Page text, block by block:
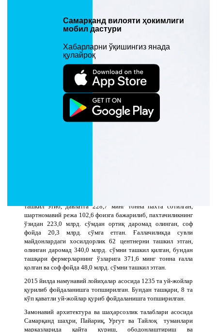
ажратилиб, 57 та умумтаълим мактаблари капитал
таъмирланган, 9 та соғлиқни сақлаш объектларини капитал
маблағлар ажратилиб ўзлаштирилган.
Бундан ташқари, вилоят бўйича 40 та мактаблар учун спорт
заллари қуриб фойдаланишга топширилган.
Шунингдек, 112 та аҳоли пунктларида ичимлик суви
объектлари қурилиши учун давлат бюджети маблағлари
ҳисобидан 8,6 млрд сўм ажратилиб,
62 та резервуар ва сув миноралари, қудуқлар қазилган ва 78,1
минг аҳоли тоза ичимлик суви билан таъминланган.
ташкил этиб, давлатга 228,7 минг тонна пахта сотилган,
шартномавий режа 102,6 фоизга бажарилиб, пахтачиликнинг
ўзидан 223,0 млрд. сўмдан ортиқ даромад олинган, соф
фойда 20,3 млрд. сўмга етган. Ғаллачиликда сувли
майдонлардаги хосилдорлик 62 центнерни ташкил этган,
олинган даромад 340,0 млрд. сўмни ташкил қилган, бундан
ташқари фермерларнинг ўзларига 371,6 минг тонна ғалла
қолган ва соф фойда 48,0 млрд. сўмни ташкил этган.
2015 йилда намунавий лойиҳалар асосида 1235 та уй-жойлар
қурилиб фойдаланишга топширилган. Бундан ташқари, 8 та
кўп қаватли уй-жойлар қуриб фойдаланишга топширилган.
Замонавий архитектура ва шаҳарсозлик талаблари асосида
Самарқанд шаҳри, Пайариқ, Ургут ва Тайлоқ туманлари
марказларида қайта қуриш, ободонлаштириш ва
Самарқанд вилояти ҳокимлиги
мобил дастури
Хабарларни ўқишингиз янада
қулайроқ